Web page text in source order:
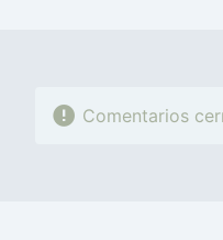
Comentarios